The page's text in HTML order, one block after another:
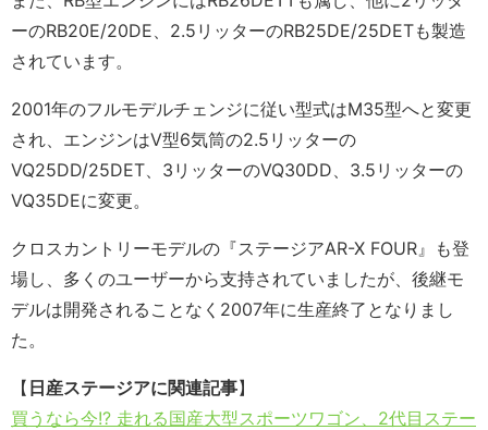
ーのRB20E/20DE、2.5リッターのRB25DE/25DETも製造
されています。
2001年のフルモデルチェンジに従い型式はM35型へと変更
され、エンジンはV型6気筒の2.5リッターの
VQ25DD/25DET、3リッターのVQ30DD、3.5リッターの
VQ35DEに変更。
クロスカントリーモデルの『ステージアAR-X FOUR』も登
場し、多くのユーザーから支持されていましたが、後継モ
デルは開発されることなく2007年に生産終了となりまし
た。
【 日産ステージアに関連記事】
買うなら今!? 走れる国産大型スポーツワゴン、2代目ステー